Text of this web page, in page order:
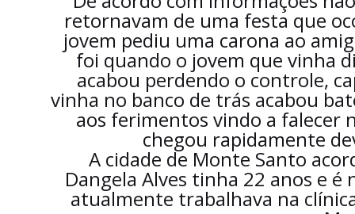
retornavam de uma festa que
jovem pediu uma carona ao
foi quando o jovem que vinha
acabou perdendo o controle,
vinha no banco de trás acabou
aos ferimentos vindo a falecer
chegou rapidamente
A cidade de Monte Santo
Dangela Alves tinha 22 anos e
atualmente trabalhava na